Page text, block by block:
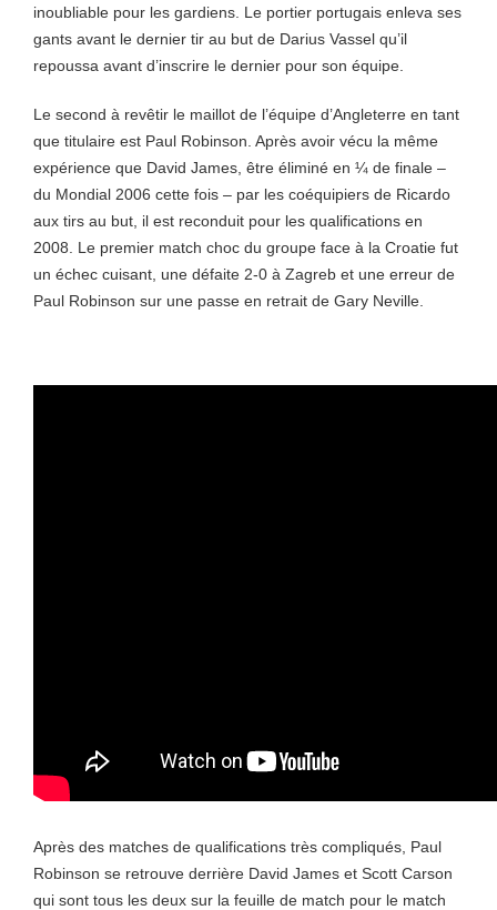
inoubliable pour les gardiens. Le portier portugais enleva ses
gants avant le dernier tir au but de Darius Vassel qu’il
repoussa avant d’inscrire le dernier pour son équipe.
Le second à revêtir le maillot de l’équipe d’Angleterre en tant
que titulaire est Paul Robinson. Après avoir vécu la même
expérience que David James, être éliminé en ¼ de finale –
du Mondial 2006 cette fois – par les coéquipiers de Ricardo
aux tirs au but, il est reconduit pour les qualifications en
2008. Le premier match choc du groupe face à la Croatie fut
un échec cuisant, une défaite 2-0 à Zagreb et une erreur de
Paul Robinson sur une passe en retrait de Gary Neville.
Après des matches de qualifications très compliqués, Paul
Robinson se retrouve derrière David James et Scott Carson
qui sont tous les deux sur la feuille de match pour le match